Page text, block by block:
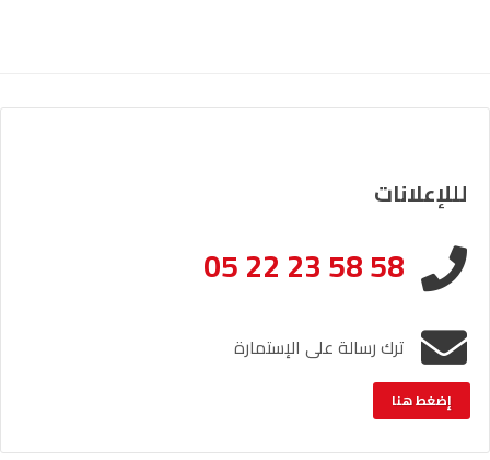
لللإعلانات
05 22 23 58 58
ترك رسالة على الإستمارة
إضغط هنا